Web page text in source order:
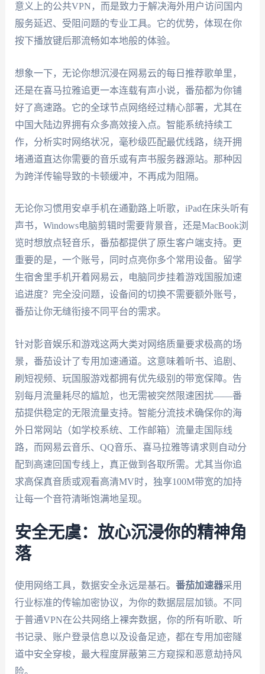
意义上的公共VPN，而是致力于解决海外用户访问国内
服务延迟、受阻问题的专业工具。它的优势，体现在你
按下播放键后那流畅如本地般的体验。
想象一下，无论你想沉浸在网易云的每日推荐歌单里，
还是在喜马拉雅追更一本连载有声小说，番茄都为你铺
好了高速路。它的全球节点网络经过精心部署，尤其在
中国大陆边界拥有众多高效接入点。智能系统持续工
作，分析实时网络状况，毫秒级匹配最优线路，绕开拥
堵通道直达你需要的音乐或有声书服务器源站。那种因
为跨洋传输导致的卡顿缓冲，不再成为阻隔。
无论你习惯用安卓手机在通勤路上听歌，iPad在床头听有
声书，Windows电脑剪辑时需要背景音，还是MacBook浏
览时想放点轻音乐，番茄都提供了原生客户端支持。更
重要的是，一个账号，同时点亮你多个常用设备。留学
生宿舍里手机开着网易云，电脑同步挂着游戏国服加速
追进度？完全没问题，设备间的切换不需要额外账号，
番茄让你无缝衔接不同平台的需求。
针对影音娱乐和游戏这两大类对网络质量要求极高的场
景，番茄设计了专用加速通道。这意味着听书、追剧、
刷短视频、玩国服游戏都拥有优先级别的带宽保障。告
别每月流量耗尽的尴尬，也无需被突然限速困扰——番
茄提供稳定的无限流量支持。智能分流技术确保你的海
外日常网站（如学校系统、工作邮箱）流量走国际线
路，而网易云音乐、QQ音乐、喜马拉雅等请求则自动分
配到高速回国专线上，真正做到各取所需。尤其当你追
求高保真音质或观看高清MV时，独享100M带宽的加持
让每一个音符清晰饱满地呈现。
安全无虞：放心沉浸你的精神角
落
使用网络工具，数据安全永远是基石。 番茄加速器采用
行业标准的传输加密协议，为你的数据层层加锁。不同
于普通VPN在公共网络上裸奔数据，你的所有听歌、听
书记录、账户登录信息以及设备足迹，都在专用加密隧
道中安全穿梭，最大程度屏蔽第三方窥探和恶意劫持风
险。